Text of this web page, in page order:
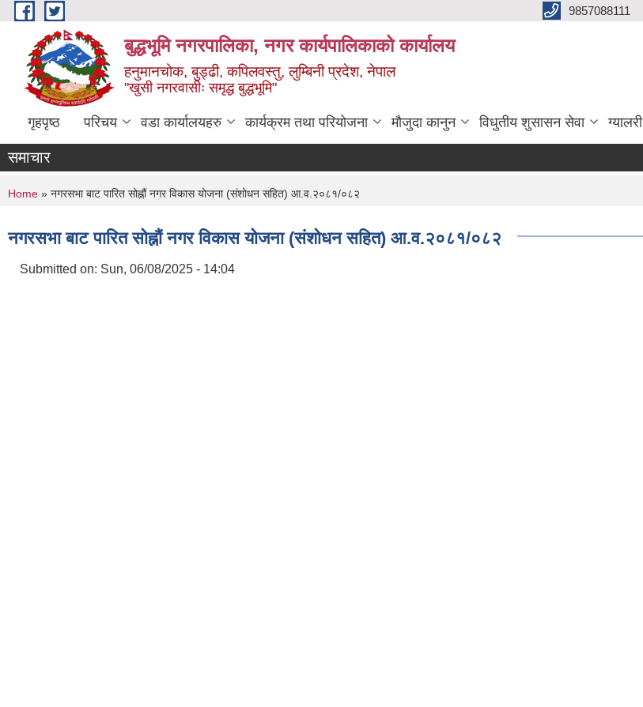
Skip to main content 9857088111
बुद्धभूमि नगरपालिका, नगर कार्यपालिकाको कार्यालय
हनुमानचोक, बुड्ढी, कपिलवस्तु, लुम्बिनी प्रदेश, नेपाल
"खुसी नगरवासीः समृद्ध बुद्धभूमि"
गृहपृष्ठ परिचय वडा कार्यालयहरु कार्यक्रम तथा परियोजना मौजुदा कानुन विधुतीय शुसासन सेवा ग्यालरी
समाचार
You are here
Home » नगरसभा बाट पारित सोह्नौं नगर विकास योजना (संशोधन सहित) आ.व.२०८१/०८२
नगरसभा बाट पारित सोह्नौं नगर विकास योजना (संशोधन सहित) आ.व.२०८१/०८२
Submitted on: Sun, 06/08/2025 - 14:04